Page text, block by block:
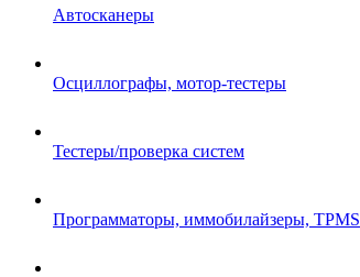
Автосканеры
Осциллографы, мотор-тестеры
Тестеры/проверка систем
Программаторы, иммобилайзеры, TPMS